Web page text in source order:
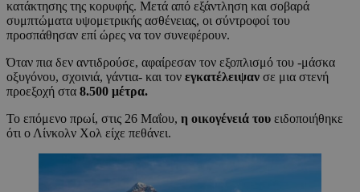
κατάκτησης της κορυφής. Μετά από εξάντληση και σοβαρά
συμπτώματα υψομετρικής ασθένειας, οι σύντροφοί του
προσπάθησαν επί ώρες να τον συνεφέρουν.
Όταν πια δεν αντιδρούσε, αφαίρεσαν τον εξοπλισμό του -μάσκα
οξυγόνου, σχοινιά, γάντια- και τον εγκατέλειψαν σε μια στενή
προεξοχή στα 8.500 μέτρα.
Το επόμενο πρωί, στις 26 Μαΐου, η οικογένειά του ειδοποιήθηκε
ότι ο Λίνκολν Χολ είχε πεθάνει.